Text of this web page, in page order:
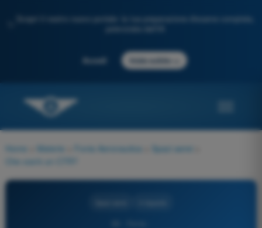
Scopri il nostro nuovo portale: la tua preparazione d'esame completa,
Accedi Inizia subito
Home Materie Fonia Aeronautica Spazi aerei